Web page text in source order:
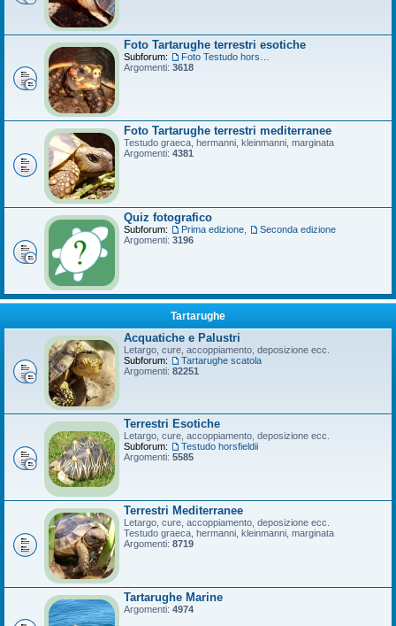
Foto Tartarughe terrestri esotiche
Subforum:
Argomenti: 3618
Foto Tartarughe terrestri mediterranee
Testudo graeca, hermanni, kleinmanni, marginata
Argomenti: 4381
Quiz fotografico
Subforum: Prima edizione
Seconda edizione
Argomenti: 3196
Tartarughe
Acquatiche e Palustri
Letargo, cure, accoppiamento, deposizione ecc.
Subforum:
Tartarughe scatola
Argomenti: 82251
Terrestri Esotiche
Letargo, cure, accoppiamento, deposizione ecc.
Subforum:
Testudo horsfieldii
Argomenti: 5585
Terrestri Mediterranee
Letargo, cure, accoppiamento, deposizione ecc.
Testudo graeca, hermanni, kleinmanni, marginata
Argomenti: 8719
Tartarughe Marine
Argomenti: 4974